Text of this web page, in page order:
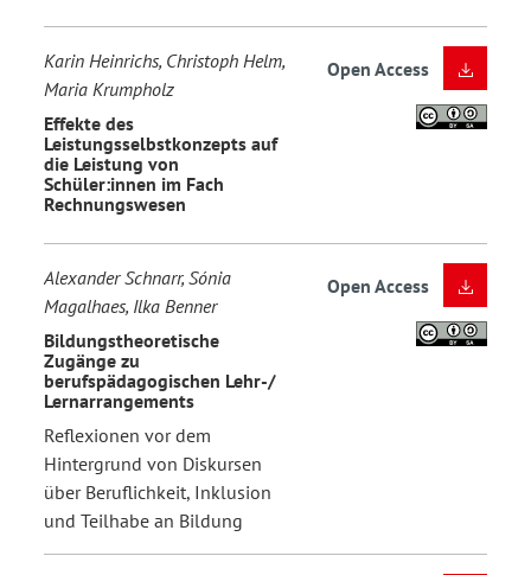
Karin Heinrichs, Christoph Helm,
Maria Krumpholz
Effekte des
Leistungsselbstkonzepts auf
die Leistung von
Schüler:innen im Fach
Rechnungswesen
Open Access
Alexander Schnarr, Sónia
Magalhaes, Ilka Benner
Bildungstheoretische
Zugänge zu
berufspädagogischen Lehr-/
Lernarrangements
Reflexionen vor dem
Hintergrund von Diskursen
über Beruflichkeit, Inklusion
und Teilhabe an Bildung
Open Access